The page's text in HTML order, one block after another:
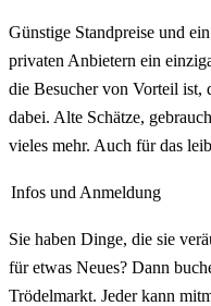
Günstige Standpreise und
privaten Anbietern ein
die Besucher von Vorteil ist,
dabei. Alte Schätze,
vieles mehr. Auch für das
Infos und Anmeldung
Sie haben Dinge, die sie
für etwas Neues? Dann
Trödelmarkt. Jeder kann